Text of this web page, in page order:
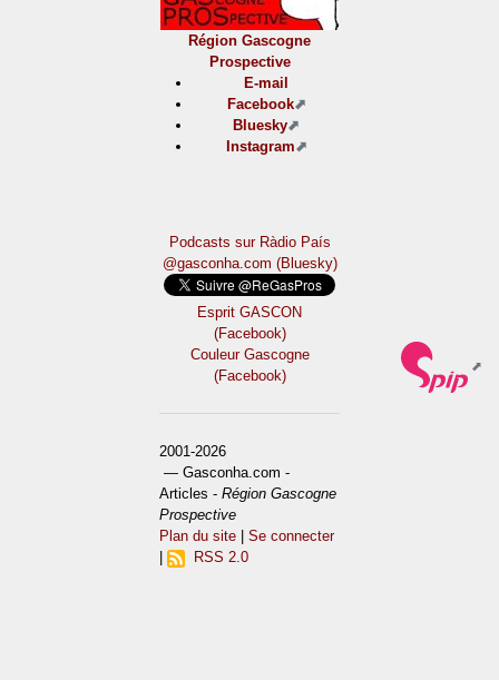
Région Gascogne
Prospective
E-mail
Facebook
Bluesky
Instagram
Podcasts sur Ràdio País
@gasconha.com (Bluesky)
Esprit GASCON
(Facebook)
Couleur Gascogne
(Facebook)
2001-2026
— Gasconha.com -
Articles -Région Gascogne
Prospective
Plan du site |Se connecter
|
RSS 2.0